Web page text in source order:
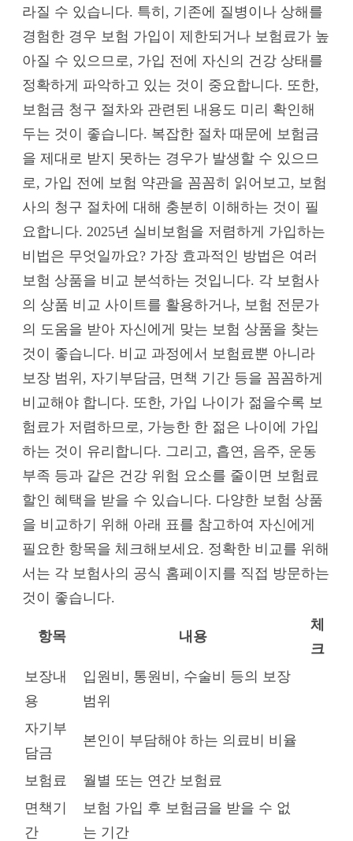
라질 수 있습니다. 특히, 기존에 질병이나 상해를
경험한 경우 보험 가입이 제한되거나 보험료가 높
아질 수 있으므로, 가입 전에 자신의 건강 상태를
정확하게 파악하고 있는 것이 중요합니다. 또한,
보험금 청구 절차와 관련된 내용도 미리 확인해
두는 것이 좋습니다. 복잡한 절차 때문에 보험금
을 제대로 받지 못하는 경우가 발생할 수 있으므
로, 가입 전에 보험 약관을 꼼꼼히 읽어보고, 보험
사의 청구 절차에 대해 충분히 이해하는 것이 필
요합니다. 2025년 실비보험을 저렴하게 가입하는
비법은 무엇일까요? 가장 효과적인 방법은 여러
보험 상품을 비교 분석하는 것입니다. 각 보험사
의 상품 비교 사이트를 활용하거나, 보험 전문가
의 도움을 받아 자신에게 맞는 보험 상품을 찾는
것이 좋습니다. 비교 과정에서 보험료뿐 아니라
보장 범위, 자기부담금, 면책 기간 등을 꼼꼼하게
비교해야 합니다. 또한, 가입 나이가 젊을수록 보
험료가 저렴하므로, 가능한 한 젊은 나이에 가입
하는 것이 유리합니다. 그리고, 흡연, 음주, 운동
부족 등과 같은 건강 위험 요소를 줄이면 보험료
할인 혜택을 받을 수 있습니다. 다양한 보험 상품
을 비교하기 위해 아래 표를 참고하여 자신에게
필요한 항목을 체크해보세요. 정확한 비교를 위해
서는 각 보험사의 공식 홈페이지를 직접 방문하는
것이 좋습니다.
항목 내용
체
크
보장내
용
입원비, 통원비, 수술비 등의 보장
범위
자기부
담금
본인이 부담해야 하는 의료비 비율
보험료
월별 또는 연간 보험료
면책기
간
보험 가입 후 보험금을 받을 수 없
는 기간